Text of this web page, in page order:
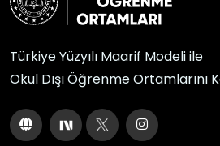
Türkiye Yüzyılı Maarif Modeli ile
Okul Dışı Öğrenme Ortamlarını